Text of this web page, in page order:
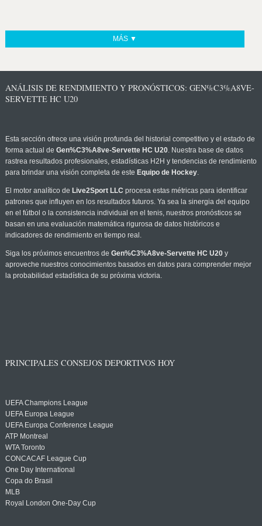
MÁS ▼
ANÁLISIS DE RENDIMIENTO Y PRONÓSTICOS: GEN%C3%A8VE-
SERVETTE HC U20
Esta sección ofrece una visión profunda del historial competitivo y el estado de
forma actual de Gen%C3%A8ve-Servette HC U20. Nuestra base de datos
rastrea resultados profesionales, estadísticas H2H y tendencias de rendimiento
para brindar una visión completa de este Equipo de Hockey.
El motor analítico de Live2Sport LLC procesa estas métricas para identificar
patrones que influyen en los resultados futuros. Ya sea la sinergia del equipo
en el fútbol o la consistencia individual en el tenis, nuestros pronósticos se
basan en una evaluación matemática rigurosa de datos históricos e
indicadores de rendimiento en tiempo real.
Siga los próximos encuentros de Gen%C3%A8ve-Servette HC U20y
aproveche nuestros conocimientos basados en datos para comprender mejor
la probabilidad estadística de su próxima victoria.
PRINCIPALES CONSEJOS DEPORTIVOS HOY
UEFA Champions League
UEFA Europa League
UEFA Europa Conference League
ATP Montreal
WTA Toronto
CONCACAF League Cup
One Day International
Copa do Brasil
MLB
Royal London One-Day Cup